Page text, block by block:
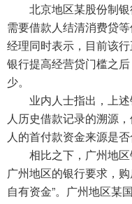
北京地区某股份制
需要借款人结清消费贷
经理同时表示，目前该
银行提高经营贷门槛之
少。
业内人士指出，上
人历史借款记录的溯源
人的首付款资金来源是否
相比之下，广州地区
广州地区的银行要求，
自有资金”。广州地区某